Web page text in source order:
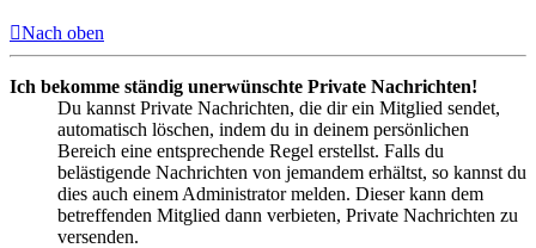
Nach oben
Ich bekomme ständig unerwünschte Private Nachrichten!
Du kannst Private Nachrichten, die dir ein Mitglied sendet,
automatisch löschen, indem du in deinem persönlichen
Bereich eine entsprechende Regel erstellst. Falls du
belästigende Nachrichten von jemandem erhältst, so kannst du
dies auch einem Administrator melden. Dieser kann dem
betreffenden Mitglied dann verbieten, Private Nachrichten zu
versenden.